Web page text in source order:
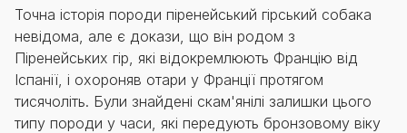
Точна історія породи піренейський гірський собака
невідома, але є докази, що він родом з
Піренейських гір, які відокремлюють Францію від
Іспанії, і охороняв отари у Франції протягом
тисячоліть. Були знайдені скам'янілі залишки цього
типу породи у часи, які передують бронзовому віку